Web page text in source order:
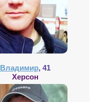
Владимир, 41
Херсон